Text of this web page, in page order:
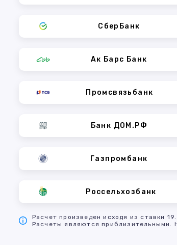
СберБанк
Ак Барс Банк
Промсвязьбанк
Банк ДОМ.РФ
Газпромбанк
Россельхозбанк
Расчет произведен исходя из ставки
Расчеты являются приблизительными.